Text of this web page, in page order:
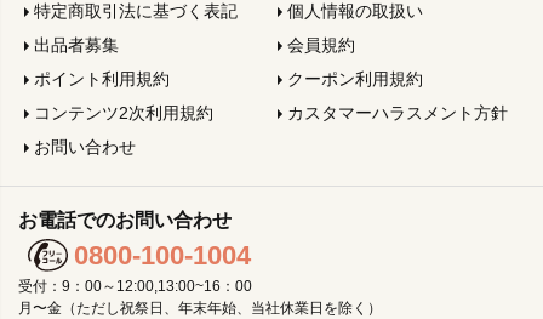
特定商取引法に基づく表記
個人情報の取扱い
出品者募集
会員規約
ポイント利用規約
クーポン利用規約
コンテンツ2次利用規約
カスタマーハラスメント方針
お問い合わせ
お電話でのお問い合わせ
0800-100-1004
受付：9：00～12:00,13:00~16：00
月〜金（ただし祝祭日、年末年始、当社休業日を除く）